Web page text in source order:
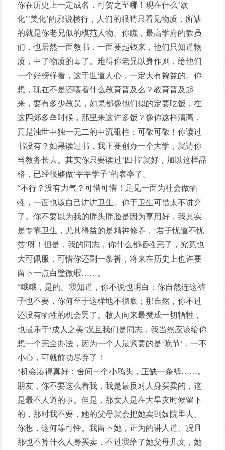
你在历史上一定成名，可贺之至哪！现在什么‘欧
化’‘美化’的邪说横行，人们的眼睛只看见物质，所缺
的就是你老兄似的模范人物。你瞧，最高学府的教员
们，也居然一面教书，一面要起钱来，他们只知道物
质，中了物质的毒了。难得你老兄以身作则，给他们
一个好榜样看，这于世道人心，一定大有裨益的。你
想，现在不是还嚷着什么教育普及么？教育普及起
来，要有多少教员，如果都像他们似的定要吃饭，在
这四郊多垒时候，那里来这许多饭？像你这样清高，
真是浊世中独一无二的中流砥柱：可敬可敬！你读过
书没有？如果读过书，我正要创办一个大学，就请你
当教务长去。其实你只要读过‘四书’就好，加以这样品
格，已经很够做‘莘莘学子’的表率了。
“不行？没有力气？可惜可惜！足见一面为社会做牺
牲，一面也该自己讲讲卫生。你于卫生可惜太不讲究
了。你不要以为我的胖头胖脸是因为享用好，我其实
是专靠卫生，尤其得益的是精神修养，‘君子忧道不忧
贫’呀！但是，我的同志，你什么都牺牲完了，究竟也
大可佩服，可惜你还剩一条裤，将来在历史上也许要
留下一点白璧微瑕……。
“哦哦，是的。我知道，你不说也明白：你自然连这裤
子也不要，你何至于这样地不彻底；那自然，你不过
还没有牺牲的机会罢了。敝人向来最赞成一切牺牲，
也最乐于‘成人之美’况且我们是同志，我当然应该给你
想一个完全办法，因为一个人最紧要的是‘晚节’，一不
小心，可就前功尽弃了！
“机会凑得真好：舍间一个小鸦头，正缺一条裤……。
朋友，你不要这么看我，我是最反对人身买卖的，这
是最不人道的事。但是，那女人是在大旱灾时候留下
的，那时我不要，她的父母就会把她卖到妓院里去。
你想，这何等可怜。我留下她，正为的讲人道。况且
那也不算什么人身买卖，不过我给了她父母几文，她